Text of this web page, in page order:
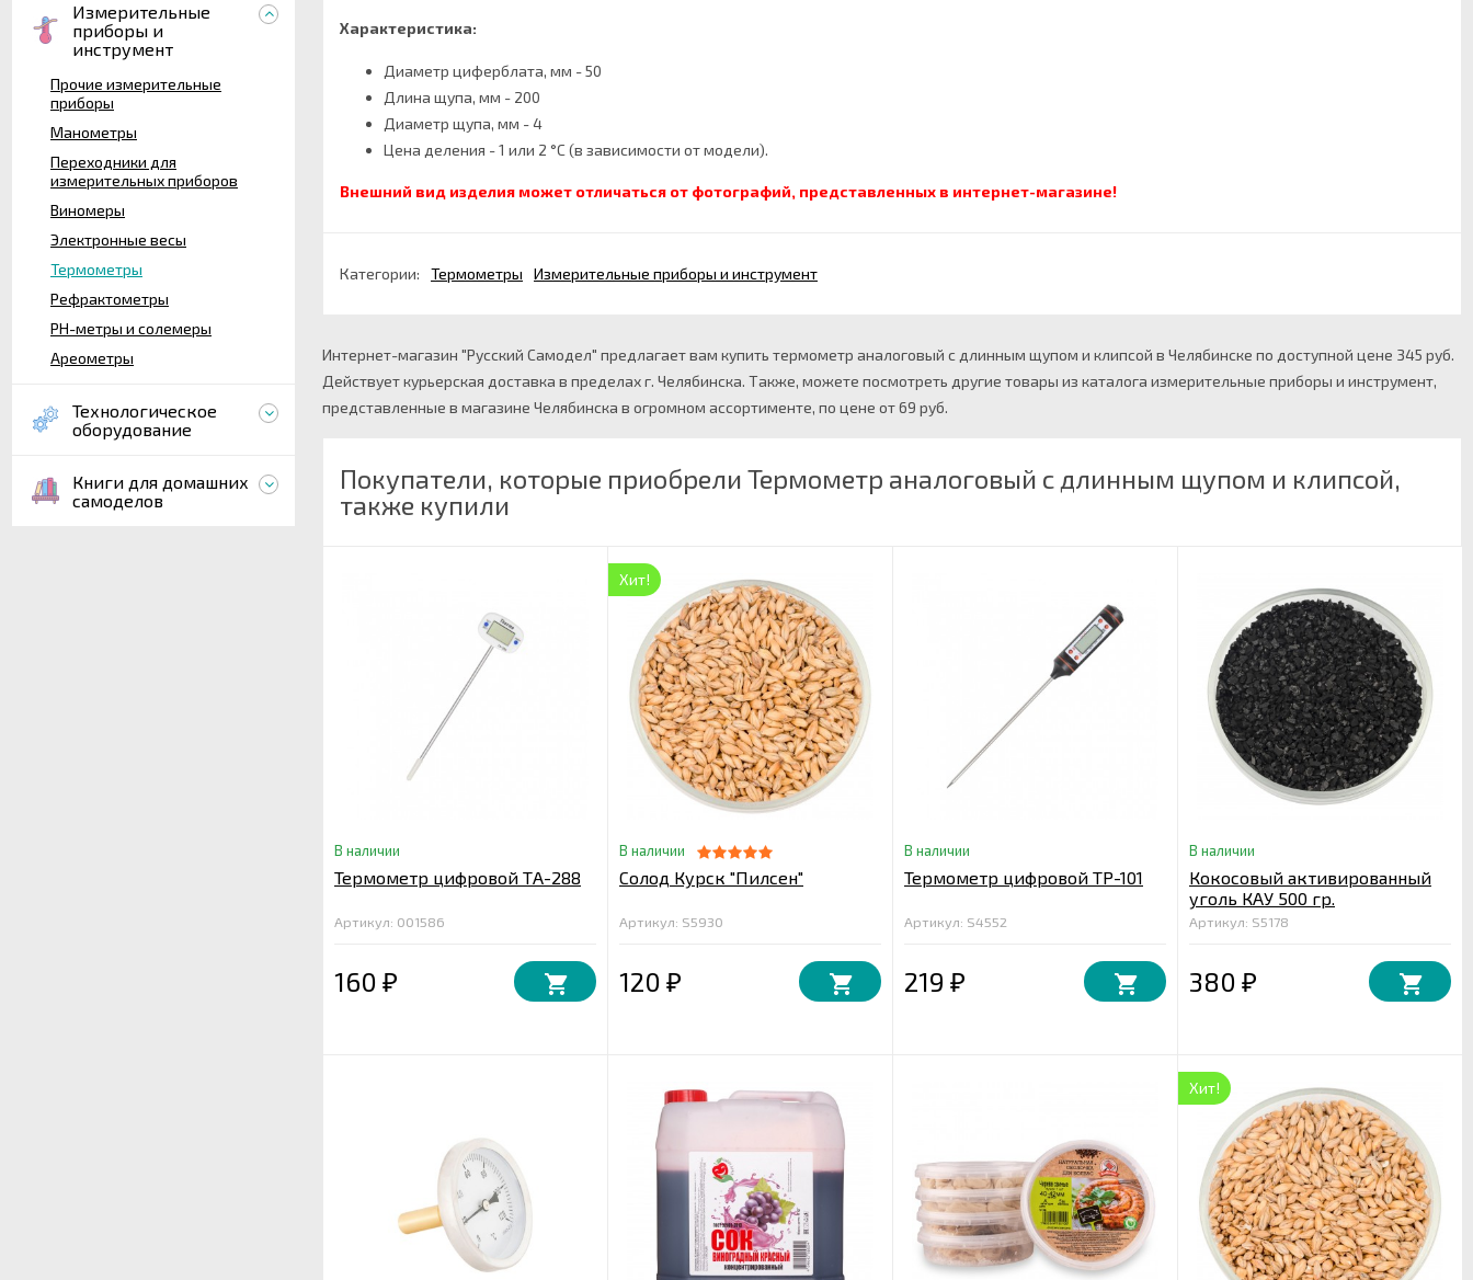
Измерительные
приборы и
инструмент
Прочие измерительные
приборы
Манометры
Переходники для
измерительных приборов
Виномеры
Электронные весы
Термометры
Рефрактометры
PH-метры и солемеры
Ареометры
Технологическое
оборудование
Книги для домашних
самоделов
Характеристика:
Диаметр циферблата, мм - 50
Длина щупа, мм - 200
Диаметр щупа, мм - 4
Цена деления - 1 или 2 °С (в зависимости от модели).
Внешний вид изделия может отличаться от фотографий, представленных в интернет-магазине!
Категории: Термометры Измерительные приборы и инструмент
Интернет-магазин "Русский Самодел" предлагает вам купить термометр аналоговый с длинным щупом и клипсой в Челябинске по доступной цене 345 руб.
Действует курьерская доставка в пределах г. Челябинска. Также, можете посмотреть другие товары из каталога измерительные приборы и инструмент,
представленные в магазине Челябинска в огромном ассортименте, по цене от 69 руб.
Покупатели, которые приобрели Термометр аналоговый с длинным щупом и клипсой,
также купили
В наличии
Термометр цифровой ТA-288
Артикул: 001586
160 ₽
Хит!
В наличии
Солод Курск "Пилсен"
Артикул: S5930
120 ₽
В наличии
Термометр цифровой ТР-101
Артикул: S4552
219 ₽
В наличии
Кокосовый активированный
уголь КАУ 500 гр.
Артикул: S5178
380 ₽
Хит!